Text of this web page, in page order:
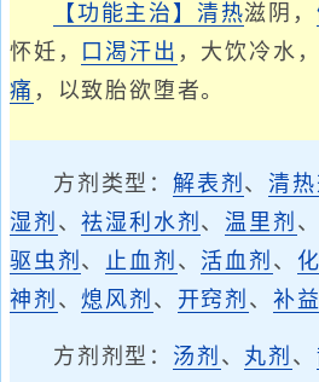
【功能主治】 清热滋阴，
怀妊，
口渴 汗出 ，大饮冷水，
痛 ，以致胎欲堕者。
方剂类型： 解表剂 、清热
湿剂 、祛湿利水剂 、温里剂
驱虫剂 、 止血剂 、 活血剂 、
神剂 、熄风剂 、 开窍剂 、 补
方剂剂型： 汤剂 、 丸剂 、